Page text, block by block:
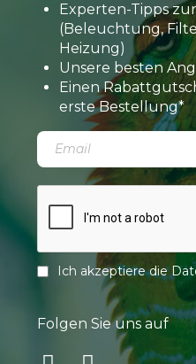
Experten-Tipps
(Beleuchtung,
Heizung)
Unsere besten
Einen
erste Bestellung*
Ich akzeptiere die
Folgen Sie uns auf